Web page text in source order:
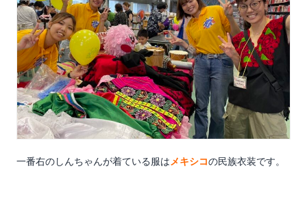
一番右のしんちゃんが着ている服はメキシコの民族衣装です。